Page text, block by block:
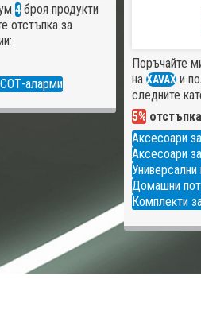
4 броя продукти
отстъпка за
аларми
Поръчайте
на XAVAXи
следните
5%
Аксесоари
Аксесоари
Домашни
Комплекти